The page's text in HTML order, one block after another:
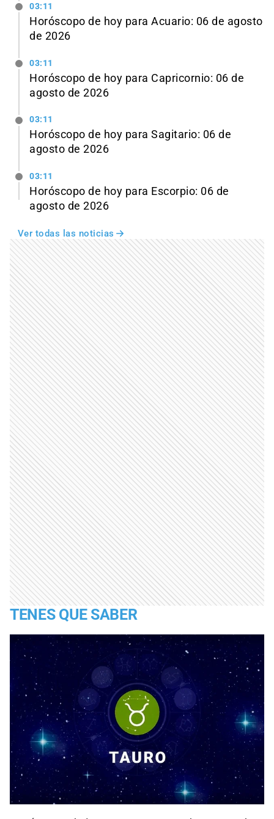
03:11
Horóscopo de hoy para Acuario: 06 de agosto
de 2026
03:11
Horóscopo de hoy para Capricornio: 06 de
agosto de 2026
03:11
Horóscopo de hoy para Sagitario: 06 de
agosto de 2026
03:11
Horóscopo de hoy para Escorpio: 06 de
agosto de 2026
Ver todas las noticias
TENES QUE SABER